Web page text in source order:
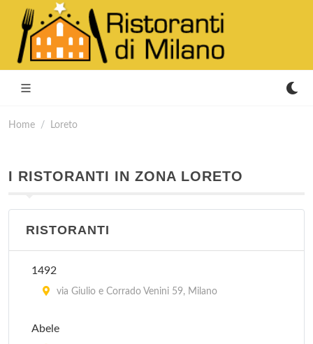
Home Loreto
I RISTORANTI IN ZONA LORETO
RISTORANTI
1492
via Giulio e Corrado Venini 59, Milano
Abele